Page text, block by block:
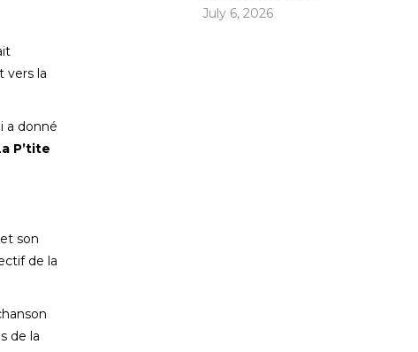
vers la
a donné
P’tite
son
de la
de la
July 6, 2026